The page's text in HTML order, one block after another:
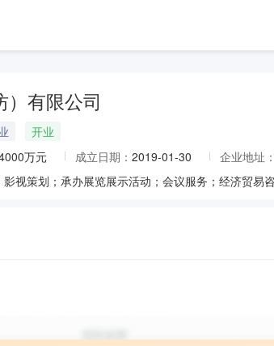
）有限公司
开业
万元 成立日期： 2019-01-30 企业地址：